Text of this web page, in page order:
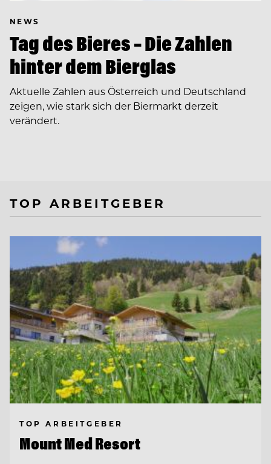
NEWS
Tag des Bieres – Die Zahlen
hinter dem Bierglas
Aktuelle Zahlen aus Österreich und Deutschland
zeigen, wie stark sich der Biermarkt derzeit
verändert.
TOP ARBEITGEBER
TOP ARBEITGEBER
Mount Med Resort